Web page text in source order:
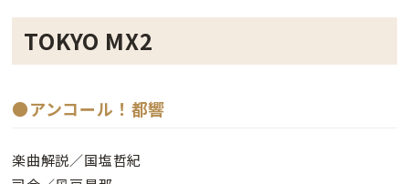
TOKYO MX2
●アンコール！都響
楽曲解説／国塩哲紀